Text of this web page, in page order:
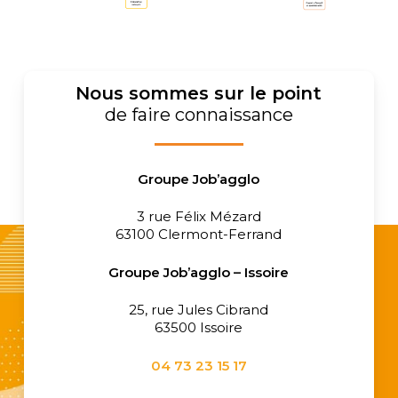
Nous sommes sur le point
de faire connaissance
Groupe Job’agglo
3 rue Félix Mézard
63100 Clermont-Ferrand
GroupeJob’agglo – Issoire
25, rue Jules Cibrand
63500 Issoire
04 73 23 15 17